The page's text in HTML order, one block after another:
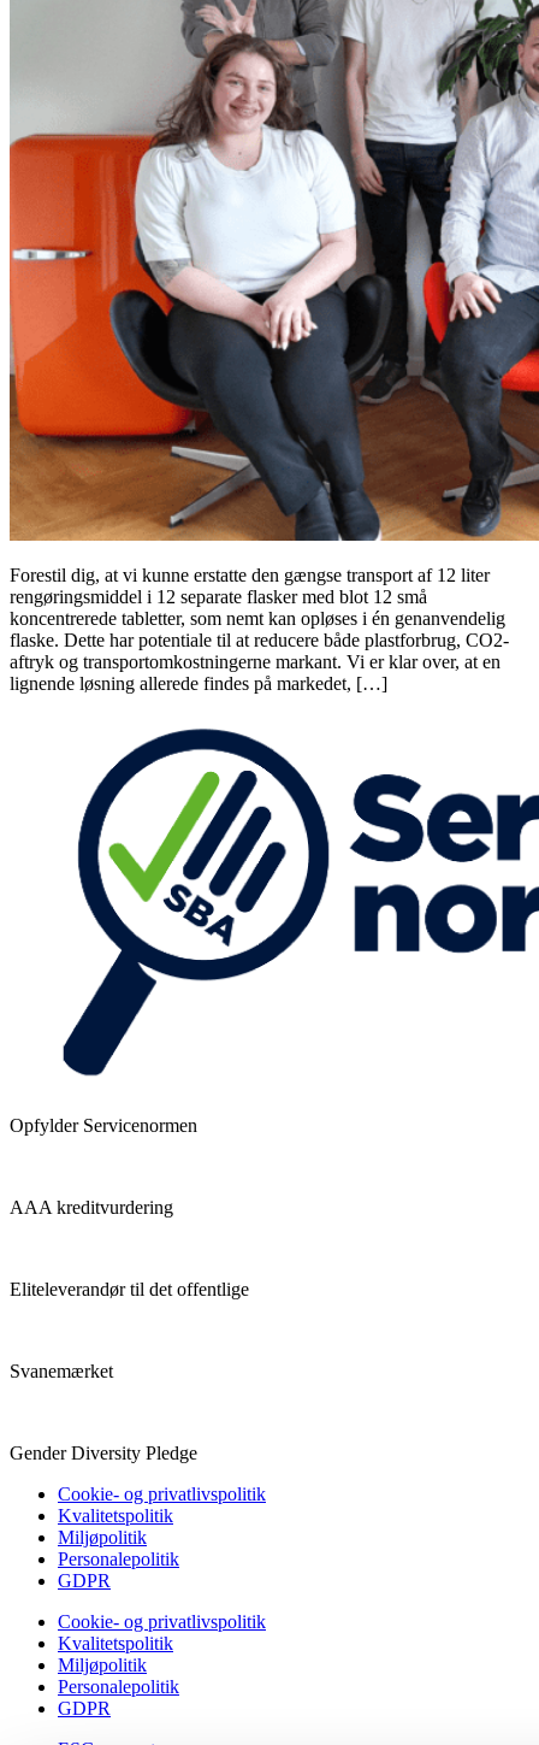
Forestil dig, at vi kunne erstatte den gængse transport af 12 liter
rengøringsmiddel i 12 separate flasker med blot 12 små
koncentrerede tabletter, som nemt kan opløses i én genanvendelig
flaske. Dette har potentiale til at reducere både plastforbrug, CO2-
aftryk og transportomkostningerne markant. Vi er klar over, at en
lignende løsning allerede findes på markedet, […]
Opfylder Servicenormen
AAA kreditvurdering
Eliteleverandør til det offentlige
Svanemærket
Gender Diversity Pledge
Cookie- og privatlivspolitik
Kvalitetspolitik
Miljøpolitik
Personalepolitik
GDPR
Cookie- og privatlivspolitik
Kvalitetspolitik
Miljøpolitik
Personalepolitik
GDPR